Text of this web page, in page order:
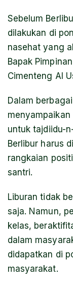
Sebelum
dilakukan di
nasehat yang
Bapak
Cimenteng Al
Dalam
untuk tajdiidu-
Berlibur harus
rangkaian
santri.
Liburan tidak
saja. Namun,
kelas,
dalam
didapatkan di
masyarakat.